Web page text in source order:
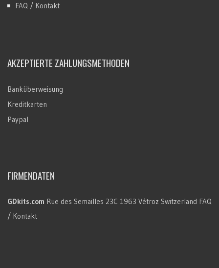
FAQ / Kontakt
AKZEPTIERTE ZAHLUNGSMETHODEN
Banküberweisung
Kreditkarten
Paypal
FIRMENDATEN
GDkits.com Rue des Semailles 23C 1963 Vétroz Switzerland FAQ
/ Kontakt